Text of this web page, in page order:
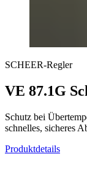
SCHEER-Regler
VE 87.1G
Schutz bei
schnelles, sicheres
Produktdetails